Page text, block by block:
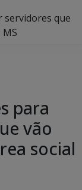
servidores que
para
vão
social